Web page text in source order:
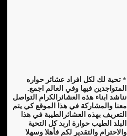
*تحية لك لكل افراد عشائر حواره
المتواجدين فيها وفي العالم اجمع.
نناشد ابناء هذه العشائرالكرام التواصل
معنا والمشاركة في هذا الموقع كي يتم
التعريف بهذه العشائرالطيبة في هذا
البلد الطيب حوارة اربد كل التحية
والاحترام والتقدير لكم فأهلا وسهلا